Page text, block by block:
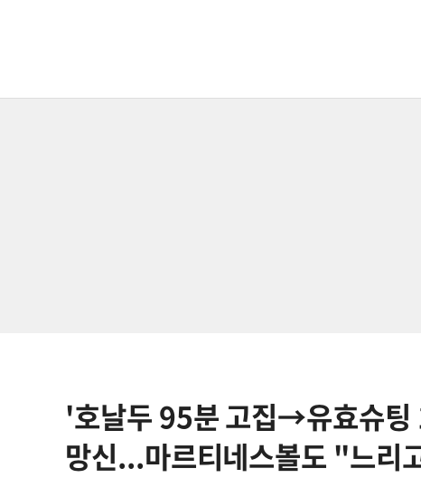
'호날두 95분 고집→유효슈팅
망신...마르티네스볼도 "느리